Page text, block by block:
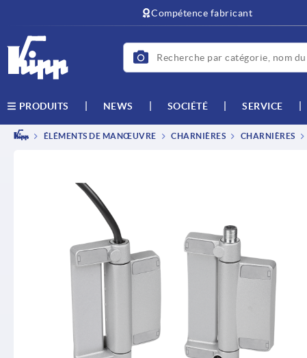
Compétence fabricant
PRODUITS NEWS SOCIÉTÉ SERVICE
ÉLÉMENTS DE MANŒUVRE CHARNIÈRES CHARNIÈRES